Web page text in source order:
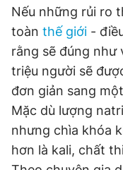
Nếu những rủi ro
toàn thế giới -
rằng sẽ đúng như
triệu người sẽ
đơn giản sang
Mặc dù lượng
nhưng chìa khóa
hơn là kali, chất